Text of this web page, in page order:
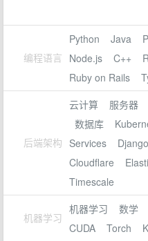
编程语言
Python Java
Node.js
C++
Ruby on Rails
后端架构
云计算 服务器
数据库
Services
Django
Cloudflare
Timescale
机器学习
机器学习 数学
CUDA
Torch